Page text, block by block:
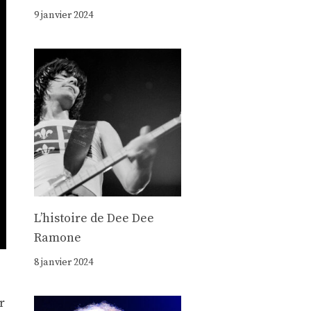
9 janvier 2024
Lʼhistoire de Dee Dee
Ramone
8 janvier 2024